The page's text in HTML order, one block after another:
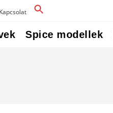
Kapcsolat
Spice modellek